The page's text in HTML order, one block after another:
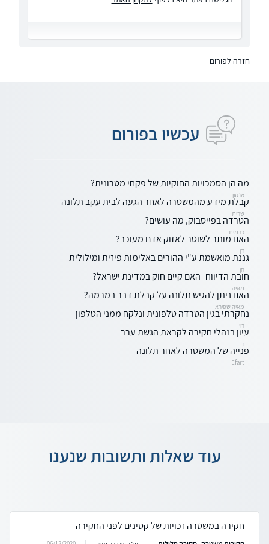
חזרה לפורום
עכשיו בפורום
מה הן הסמכויות החוקיות של פקחי מטרונית?
אנטון
קבלת מידע מהמשטרה לאחר הגעה לבית עקב תלונה
שרית
הטרדה בפייסבוק, מה עושים?
כרמית
האם מותר לשוטר לאזוק אדם מעוכב?
דן
גננת מואשמת ע"י ההורים באלימות פיזית ומילולית
חן
חובת הדיווח- האם קיים חוק במדינת ישראל?
מאיה
האם ניתן להגיש תלונה על קבלת דבר במרמה?
מאיה שפירא
נחקרתי בגין הטרדה טלפונית ונלקח ממני הטלפון
רוי
עיון בנהלי חקירה לקראת הגשת ערר
ד
פנייה של המשטרה לאחר תלונה
Efart
עוד שאלות ותשובות שנענו
חקירה במשטרה זכויות של קטינים לפני החקירה